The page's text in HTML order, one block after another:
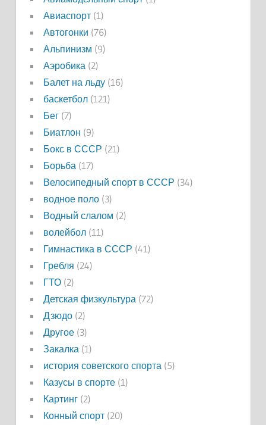
Авиаспорт(1)
Автогонки (76)
Альпинизм (9)
Аэробика (2)
Балет на льду(16)
баскетбол(121)
Бег(7)
Биатлон (9)
Бокс в СССР (21)
Борьба (17)
Велосипедный спорт в СССР (34)
водное поло(3)
Водный слалом (2)
волейбол(11)
Гимнастика в СССР (41)
Гребля (24)
ГТО(2)
Детская физкультура (72)
Дзюдо(2)
Другое(3)
Закалка (1)
история советского спорта (5)
Казусы в спорте(1)
Картинг(2)
Конный спорт(20)